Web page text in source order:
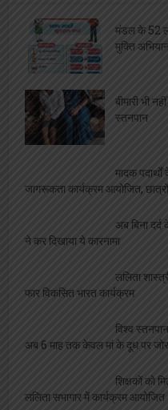
मंडल के 52
मुक्ति
बीमारी भी
स्तनपान
मादक
जागरूकता कार्यक्रम आयोजित,
अब बिना
ने कर दिखाया ये कारनामा
ललिता
फार विकसित भारत कार्यक्रम
विश्व
अब 6 माह तक केवल मां के दूध पर जोर
शिक्षकों को
ललिता सभागार में कार्यक्रम आयोजित